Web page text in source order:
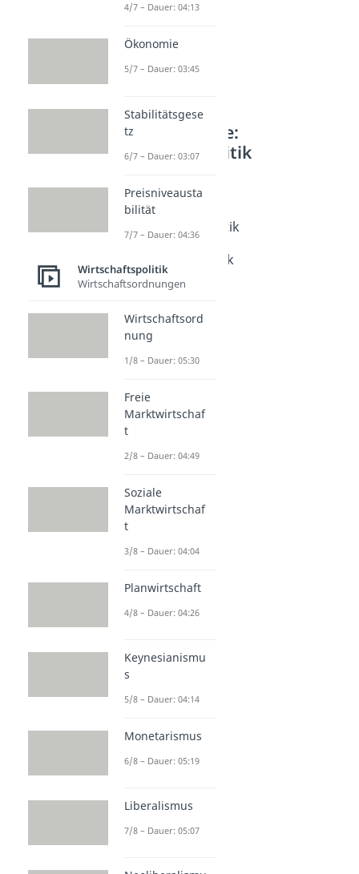
Weitere Inhalte:
Wirtschaftspolitik
Fiskalpolitik
Dauer: 04:40
Expansive Fiskalpolitik
Dauer: 03:55
Expansive Geldpolitik
Dauer: 03:59
Subventionen
Geldschöpfung
Dauer: 05:33
Fazilität
4/7 – Dauer: 04:13
Ökonomie
5/7 – Dauer: 03:45
Stabilitätsgese
tz
6/7 – Dauer: 03:07
Preisniveausta
bilität
7/7 – Dauer: 04:36
Wirtschaftspolitik
Wirtschaftsordnungen
Wirtschaftsord
nung
1/8 – Dauer: 05:30
Freie
Marktwirtschaf
t
2/8 – Dauer: 04:49
Soziale
Marktwirtschaf
t
3/8 – Dauer: 04:04
Planwirtschaft
4/8 – Dauer: 04:26
Keynesianismu
s
5/8 – Dauer: 04:14
Monetarismus
6/8 – Dauer: 05:19
Liberalismus
7/8 – Dauer: 05:07